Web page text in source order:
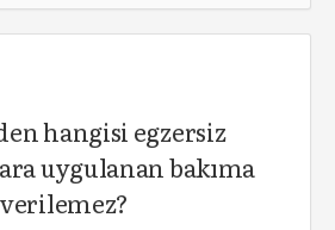
hangisi egzersiz
uygulanan bakıma